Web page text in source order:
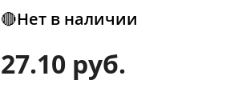
🔴Нет в наличии
27.10 руб.